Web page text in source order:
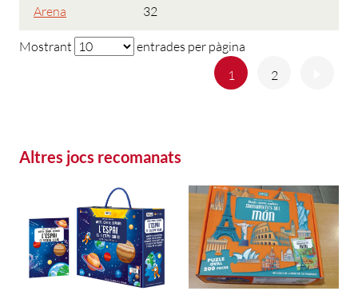
Arena
32
Mostrant
entrades per pàgina
Anterior
1 2
Altres jocs recomanats